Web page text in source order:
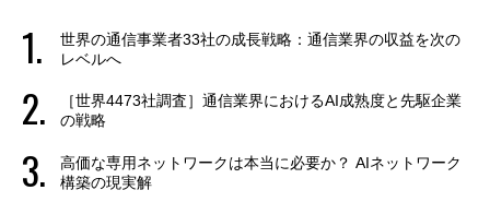
世界の通信事業者33社の成長戦略：通信業界の収益を次の
レベルへ
［世界4473社調査］通信業界におけるAI成熟度と先駆企業
の戦略
高価な専用ネットワークは本当に必要か？ AIネットワーク
構築の現実解